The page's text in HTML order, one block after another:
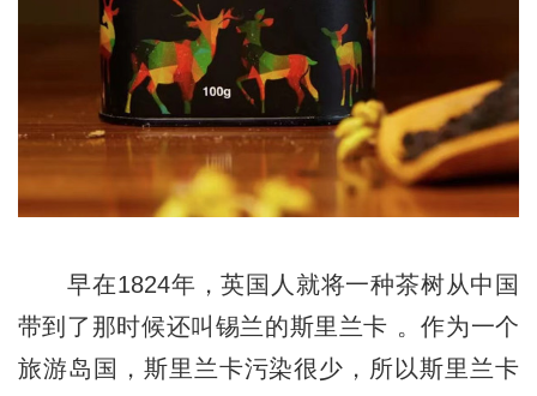
早在1824年，英国人就将一种茶树从中国
带到了那时候还叫锡兰的斯里兰卡 。作为一个
旅游岛国，斯里兰卡污染很少，所以斯里兰卡